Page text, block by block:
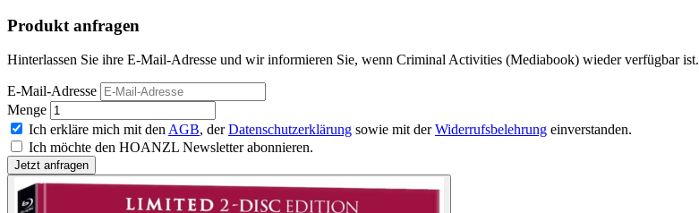
Produkt anfragen
Hinterlassen Sie ihre E-Mail-Adresse und wir informieren Sie, wenn Criminal Activities (Mediabook) wieder verfügbar ist.
E-Mail-Adresse
Menge
Ich erkläre mich mit den AGB, derDatenschutzerklärung sowie mit derWiderrufsbelehrung einverstanden.
Ich möchte den HOANZL Newsletter abonnieren.